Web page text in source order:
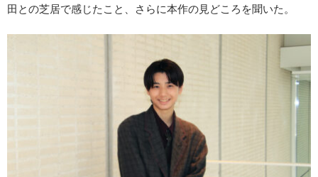
田との芝居で感じたこと、さらに本作の見どころを聞いた。